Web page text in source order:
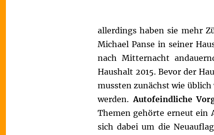
allerdings haben sie mehr
Michael Panse in seiner
nach Mitternacht
Haushalt 2015. Bevor der
mussten zunächst wie
werden.Autofeindliche
Themen gehörte erneut ein
sich dabei um die